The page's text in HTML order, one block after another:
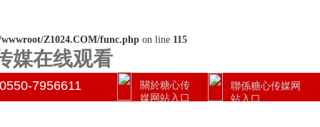
Z1024.COM/func.php on line 115
媒在线观看
關於糖心传
媒网站入口
0550-7956611
聯係糖心传媒网
站入口